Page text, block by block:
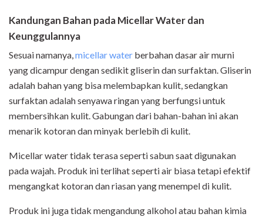
Kandungan Bahan pada Micellar Water dan
Keunggulannya
Sesuai namanya,micellar water berbahan dasar air murni
yang dicampur dengan sedikit gliserin dan surfaktan. Gliserin
adalah bahan yang bisa melembapkan kulit, sedangkan
surfaktan adalah senyawa ringan yang berfungsi untuk
membersihkan kulit. Gabungan dari bahan-bahan ini akan
menarik kotoran dan minyak berlebih di kulit.
Micellar water tidak terasa seperti sabun saat digunakan
pada wajah. Produk ini terlihat seperti air biasa tetapi efektif
mengangkat kotoran dan riasan yang menempel di kulit.
Produk ini juga tidak mengandung alkohol atau bahan kimia